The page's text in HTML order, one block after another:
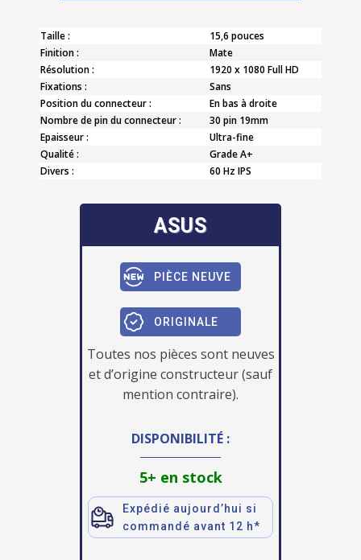
Taille :
15,6 pouces
Finition :
Mate
Résolution :
1920 x 1080 Full HD
Fixations :
Sans
Position du connecteur :
En bas à droite
Nombre de pin du connecteur :
30 pin 19mm
Epaisseur :
Ultra-fine
Qualité :
Grade A+
Divers :
60 Hz IPS
ASUS
PIÈCE NEUVE
ORIGINALE
Toutes nos pièces sont neuves
et d’origine constructeur (sauf
mention contraire).
DISPONIBILITÉ :
5+ en stock
Expédié aujourd’hui si
commandé avant 12 h*